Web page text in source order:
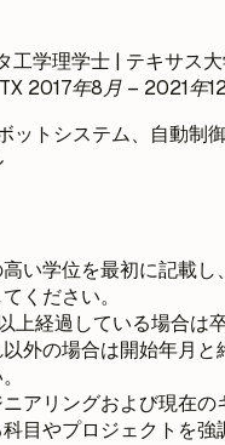
工学理学士 | テキサス
2017年8月 – 2021年
ットシステム、自動制
い学位を最初に記載し
ください。
上経過している場合は
外の場合は開始年月と
アリングおよび現在の
目やプロジェクトを強